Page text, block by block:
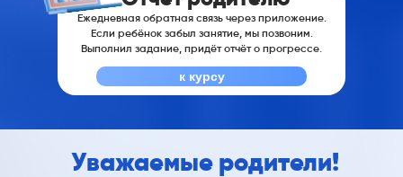
Ежедневная обратная связь через приложение.
Если ребёнок забыл занятие, мы позвоним.
Выполнил задание, придёт отчёт о прогрессе.
к курсу
Уважаемые родители!